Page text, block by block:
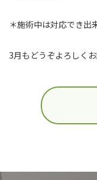
＊施術中は対応でき出
3月もどうぞよろしくお